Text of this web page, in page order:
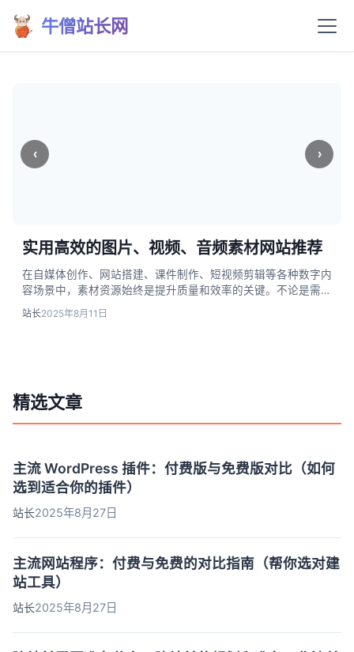
牛僧站长网
实用高效的图片、视频、音频素材网站推荐
在自媒体创作、网站搭建、课件制作、短视频剪辑等各种数字内
容场景中，素材资源始终是提升质量和效率的关键。不论是需要
高分辨率图片作Banner，精选BGM增强氛围，还是短视频片段
做剪辑，选择科学且丰富的素材网站，能让创作从“术业专攻”变
站长2025年8月11日
‹ ›
精选文章
主流 WordPress 插件：付费版与免费版对比（如何
选到适合你的插件）
站长2025年8月27日
主流网站程序：付费与免费的对比指南（帮你选对建
站工具）
站长2025年8月27日